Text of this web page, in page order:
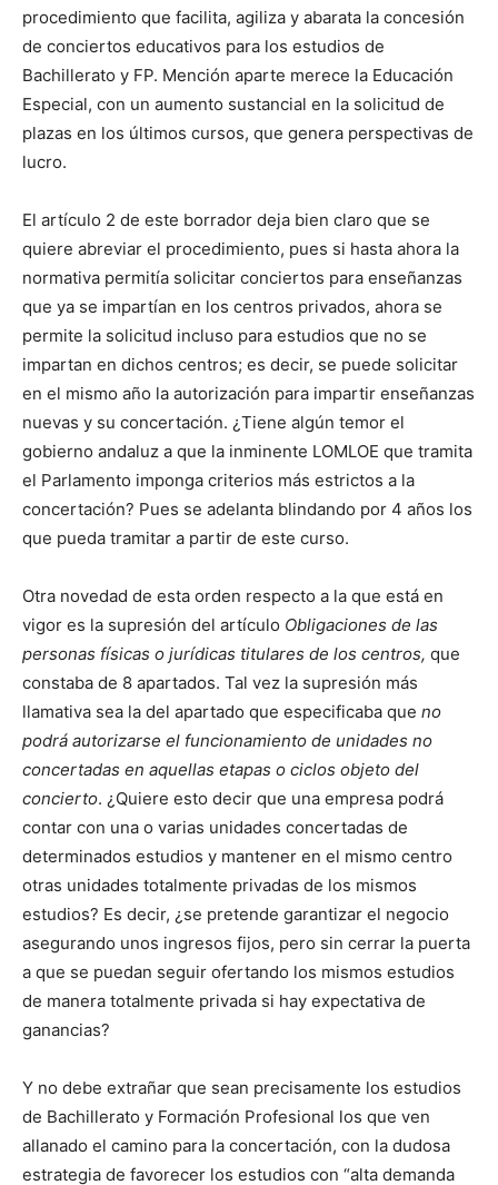
procedimiento que facilita, agiliza y abarata la concesión
de conciertos educativos para los estudios de
Bachillerato y FP. Mención aparte merece la Educación
Especial, con un aumento sustancial en la solicitud de
plazas en los últimos cursos, que genera perspectivas de
lucro.
El artículo 2 de este borrador deja bien claro que se
quiere abreviar el procedimiento, pues si hasta ahora la
normativa permitía solicitar conciertos para enseñanzas
que ya se impartían en los centros privados, ahora se
permite la solicitud incluso para estudios que no se
impartan en dichos centros; es decir, se puede solicitar
en el mismo año la autorización para impartir enseñanzas
nuevas y su concertación. ¿Tiene algún temor el
gobierno andaluz a que la inminente LOMLOE que tramita
el Parlamento imponga criterios más estrictos a la
concertación? Pues se adelanta blindando por 4 años los
que pueda tramitar a partir de este curso.
Otra novedad de esta orden respecto a la que está en
vigor es la supresión del artículo Obligaciones de las
personas físicas o jurídicas titulares de los centros, que
constaba de 8 apartados. Tal vez la supresión más
llamativa sea la del apartado que especificaba que no
podrá autorizarse el funcionamiento de unidades no
concertadas en aquellas etapas o ciclos objeto del
concierto. ¿Quiere esto decir que una empresa podrá
contar con una o varias unidades concertadas de
determinados estudios y mantener en el mismo centro
otras unidades totalmente privadas de los mismos
estudios? Es decir, ¿se pretende garantizar el negocio
asegurando unos ingresos fijos, pero sin cerrar la puerta
a que se puedan seguir ofertando los mismos estudios
de manera totalmente privada si hay expectativa de
ganancias?
Y no debe extrañar que sean precisamente los estudios
de Bachillerato y Formación Profesional los que ven
allanado el camino para la concertación, con la dudosa
estrategia de favorecer los estudios con “alta demanda